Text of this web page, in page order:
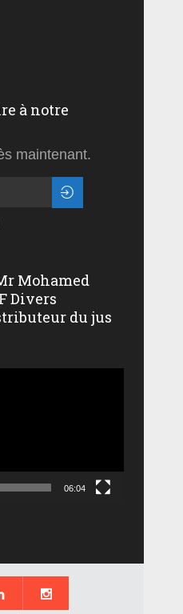
à notre
maintenant.
Mohamed
Divers
du jus
06:04